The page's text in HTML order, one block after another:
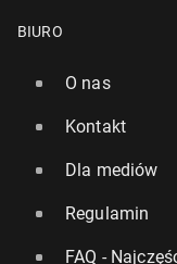
BIURO
O nas
Kontakt
Dla mediów
Regulamin
FAQ -